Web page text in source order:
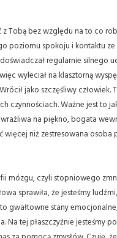
Tobą bez względu na to co
spokoju i kontaktu ze
regularnie silnego
wyleciał na klasztorną
jako szczęśliwy
czynnościach. Ważne jest to
na piękno, bogata
niż zestresowana osoba
mózgu, czyli stopniowego
sprawiła, że jesteśmy
gwałtowne stany
Na tej płaszczyźnie jesteśmy